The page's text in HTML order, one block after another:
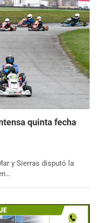
quinta fecha
y Sierras disputó la